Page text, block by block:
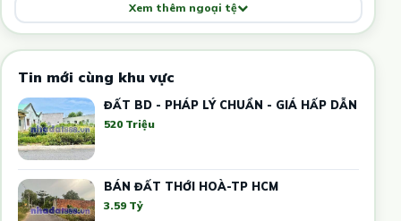
Xem thêm ngoại tệ
Tin mới cùng khu vực
ĐẤT BD - PHÁP LÝ CHUẨN - GIÁ HẤP DẪN
520 Triệu
BÁN ĐẤT THỚI HOÀ-TP HCM
3.59 Tỷ